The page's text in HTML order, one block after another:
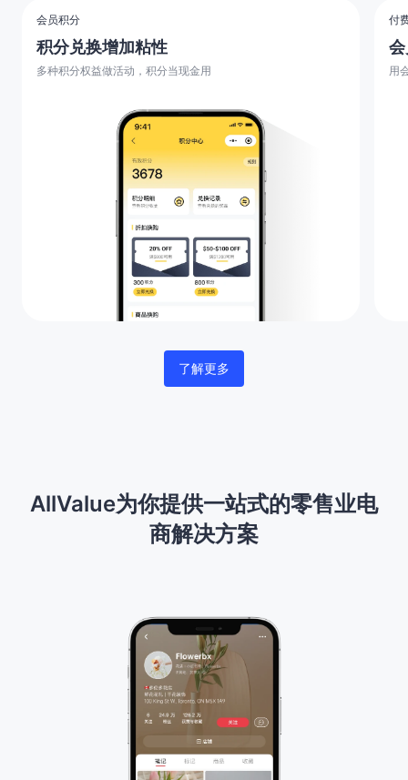
会员积分
积分兑换增加粘性
多种积分权益做活动，积分当现金用
付
用
了解更多
AllValue为你提供一站式的零售业电
商解决方案